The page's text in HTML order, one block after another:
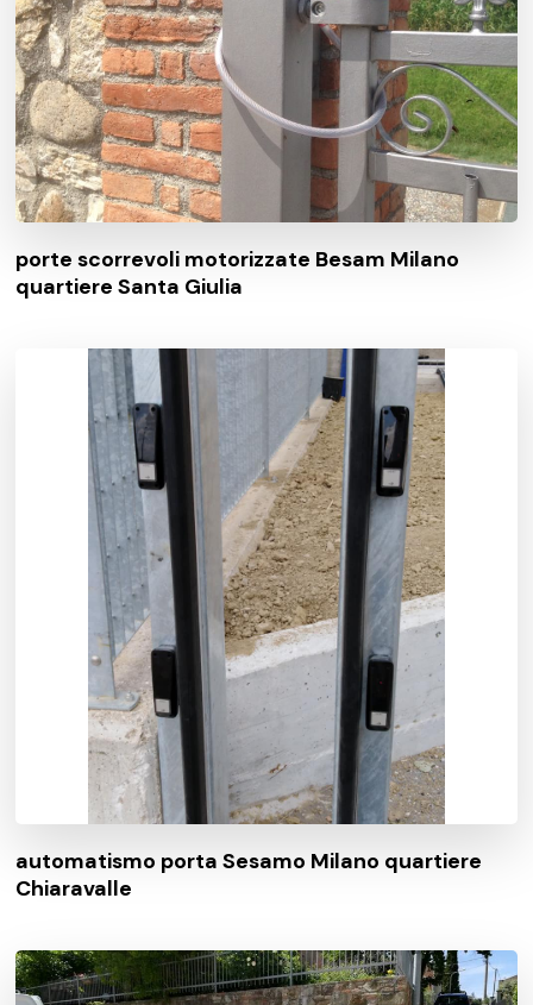
porte scorrevoli motorizzate Besam Milano
quartiere Santa Giulia
automatismo porta Sesamo Milano quartiere
Chiaravalle